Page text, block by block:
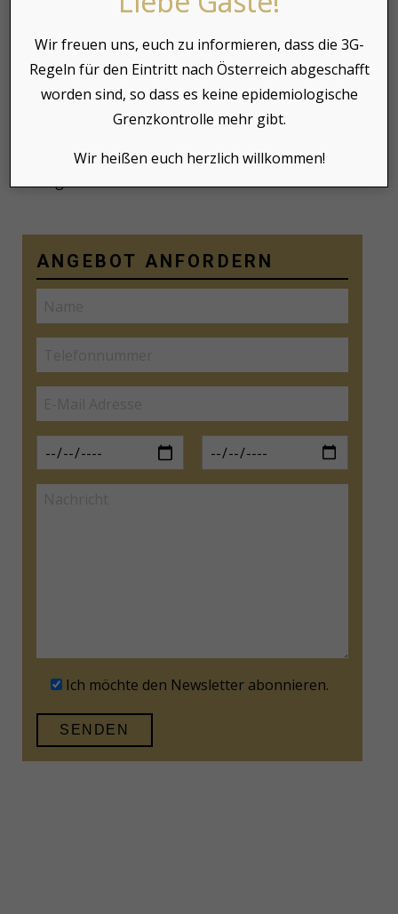
BE THE FIRST TO
REVIEW “ZIMMER NR.
16: SONNBLICK”
Du musstangemeldetsein, um einen Kommentar
ANGEBOT ANFORDERN
Ich möchte den Newsletter abonnieren.
Wir freuen uns, euch zu informieren, dass die 3G-
Regeln für den Eintritt nach Österreich abgeschafft
worden sind, so dass es keine epidemiologische
Grenzkontrolle mehr gibt.
Wir heißen euch herzlich willkommen!